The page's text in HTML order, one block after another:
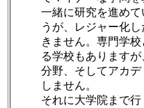
一緒に研究を進めて
うが、レジャー化
きません。専門学校
る学校もあります
分野、そしてアカ
しません。
それに大学院まで